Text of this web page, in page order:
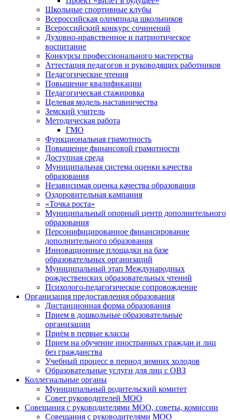
Школьные спортивные клубы
Всероссийская олимпиада школьников
Всероссийский конкурс сочинений
Духовно-нравственное и патриотическое
воспитание
Конкурсы профессионального мастерства
Аттестация педагогов и руководящих работников
Педагогические чтения
Повышение квалификации
Педагогическая стажировка
Целевая модель наставничества
Земский учитель
Методическая работа
ГМО
Функциональная грамотность
Повышение финансовой грамотности
Доступная среда
Муниципальная система оценки качества
образования
Независимая оценка качества образования
Оздоровительная кампания
«Точка роста»
Муниципальный опорный центр дополнительного
образования
Персонифицированное финансирование
дополнительного образования
Инновационные площадки на базе
образовательных организаций
Муниципальный этап Международных
рождественских образовательных чтений
Психолого-педагогическое сопровождение
Организация предоставления образования
Дистанционная форма образования
Прием в дошкольные образовательные
организации
Приём в первые классы
Прием на обучение иностранных граждан и лиц
без гражданства
Учебный процесс в период зимних холодов
Образовательные услуги для лиц с ОВЗ
Коллегиальные органы
Муниципальный родительский комитет
Совет руководителей МОО
Совещания с руководителями МОО, советы, комиссии
Совещания с руководителями МОО